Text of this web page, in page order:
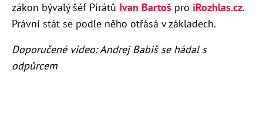
zákon bývalý šéf Pirátů Ivan Bartoš pro iRozhlas.cz.
Právní stát se podle něho otřásá v základech.
Doporučené video: Andrej Babiš se hádal s
odpůrcem